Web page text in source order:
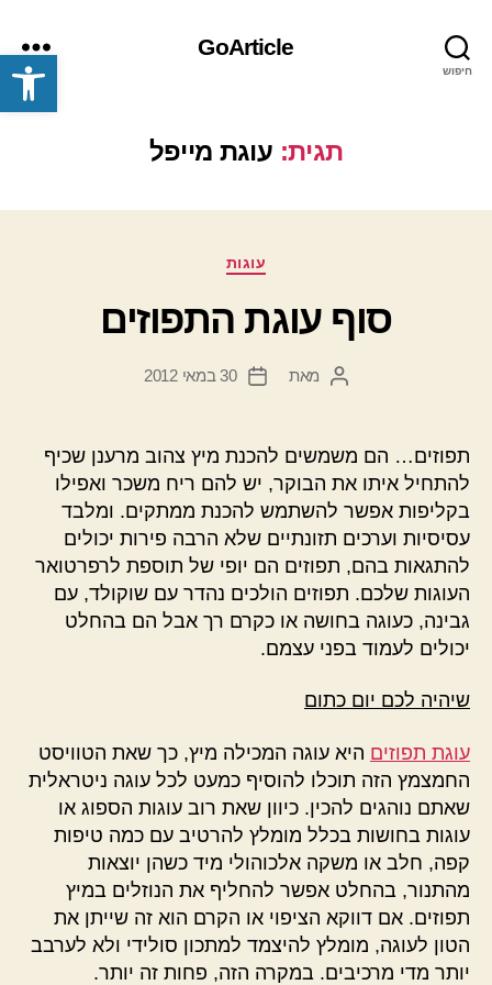
פתח סרגל נגישות חיפוש
GoArticle
תפריט
תגית: עוגת מייפל
קטגוריותעוגות
סוף עוגת התפוזים
המחבר
מאת
תאריך
30 במאי 2012
תפוזים… הם משמשים להכנת מיץ צהוב מרענן שכיף
להתחיל איתו את הבוקר, יש להם ריח משכר ואפילו
בקליפות אפשר להשתמש להכנת ממתקים. ומלבד
עסיסיות וערכים תזונתיים שלא הרבה פירות יכולים
להתגאות בהם, תפוזים הם יופי של תוספת לרפרטואר
העוגות שלכם. תפוזים הולכים נהדר עם שוקולד, עם
גבינה, כעוגה בחושה או כקרם רך אבל הם בהחלט
יכולים לעמוד בפני עצמם.
שיהיה לכם יום כתום
עוגת תפוזים היא עוגה המכילה מיץ, כך שאת הטוויסט
החמצמץ הזה תוכלו להוסיף כמעט לכל עוגה ניטראלית
שאתם נוהגים להכין. כיוון שאת רוב עוגות הספוג או
עוגות בחושות בכלל מומלץ להרטיב עם כמה טיפות
קפה, חלב או משקה אלכוהולי מיד כשהן יוצאות
מהתנור, בהחלט אפשר להחליף את הנוזלים במיץ
תפוזים. אם דווקא הציפוי או הקרם הוא זה שייתן את
הטון לעוגה, מומלץ להיצמד למתכון סולידי ולא לערבב
יותר מדי מרכיבים. במקרה הזה, פחות זה יותר.